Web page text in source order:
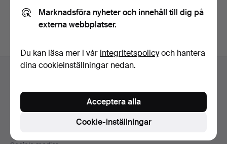
Du kan också söka ivårt arkiv med avslutade auktioner
Sidfotsnavigation
Marknadsföra nyheter och innehåll till dig på
externa webbplatser.
Du kan läsa mer i vår integritetspolicyoch hantera
dina cookieinställningar nedan.
Cookie-inställningar
Acceptera alla